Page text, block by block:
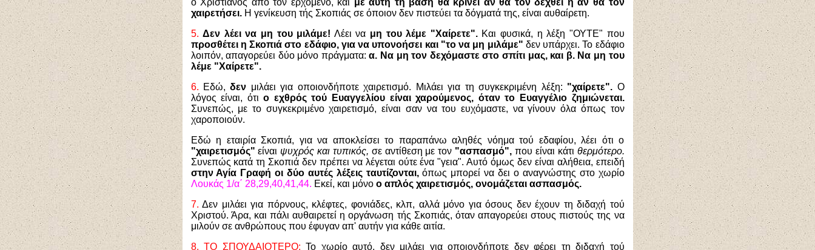
ο Χριστιανός από τον ερχόμενο, και με αυτή τη βάση θα κρίνει αν θα τον δεχθεί ή αν θα τον
χαιρετήσει.Η γενίκευση τής Σκοπιάς σε όποιον δεν πιστεύει τα δόγματά της, είναι αυθαίρετη.
5. Δεν λέει να μη του μιλάμε! Λέει να μη του λέμε "Χαίρετε".Και φυσικά, η λέξη "ΟΥΤΕ" που
προσθέτει η Σκοπιά στο εδάφιο, για να υπονοήσει και "το να μη μιλάμε" δεν υπάρχει. Το εδάφιο
λοιπόν, απαγορεύει δύο μόνο πράγματα:α. Να μη τον δεχόμαστε στο σπίτι μας, και β. Να μη του
λέμε "Χαίρετε".
6. Εδώ,δεν μιλάει για οποιονδήποτε χαιρετισμό. Μιλάει για τη συγκεκριμένη λέξη: "χαίρετε". Ο
λόγος είναι, ότιο εχθρός τού Ευαγγελίου είναι χαρούμενος, όταν το Ευαγγέλιο ζημιώνεται.
Συνεπώς, με το συγκεκριμένο χαιρετισμό, είναι σαν να του ευχόμαστε, να γίνουν όλα όπως τον
χαροποιούν.
Εδώ η εταιρία Σκοπιά, για να αποκλείσει το παραπάνω αληθές νόημα τού εδαφίου, λέει ότι ο
"χαιρετισμός" είναι ψυχρός και τυπικός, σε αντίθεση με τον "ασπασμό", που είναι κάτι θερμότερο.
Συνεπώς κατά τη Σκοπιά δεν πρέπει να λέγεται ούτε ένα "γεια". Αυτό όμως δεν είναι αλήθεια, επειδή
στην Αγία Γραφή οι δύο αυτές λέξεις ταυτίζονται,όπως μπορεί να δει ο αναγνώστης στο χωρίο
Λουκάς 1/α΄ 28,29,40,41,44. Εκεί, και μόνο ο απλός χαιρετισμός, ονομάζεται ασπασμός.
7. Δεν μιλάει για πόρνους, κλέφτες, φονιάδες, κλπ, αλλά μόνο για όσους δεν έχουν τη διδαχή τού
Χριστού. Άρα, και πάλι αυθαιρετεί η οργάνωση τής Σκοπιάς, όταν απαγορεύει στους πιστούς της να
μιλούν σε ανθρώπους που έφυγαν απ' αυτήν για κάθε αιτία.
8. ΤΟ ΣΠΟΥΔΑΙΟΤΕΡΟ: Το χωρίο αυτό, δεν μιλάει για οποιονδήποτε δεν φέρει τη διδαχή τού